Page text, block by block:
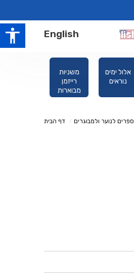
English
משניות
רייזמן
מבוארות
אלול ימים
נוראים
דף הבית ספרים לנוער ולמבוגרים